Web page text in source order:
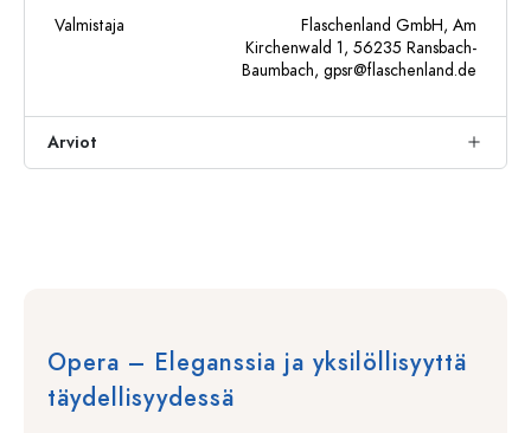
Valmistaja
Flaschenland GmbH, Am
Kirchenwald 1, 56235 Ransbach-
Baumbach, gpsr@flaschenland.de
Arviot
Opera – Eleganssia ja yksilöllisyyttä
täydellisyydessä